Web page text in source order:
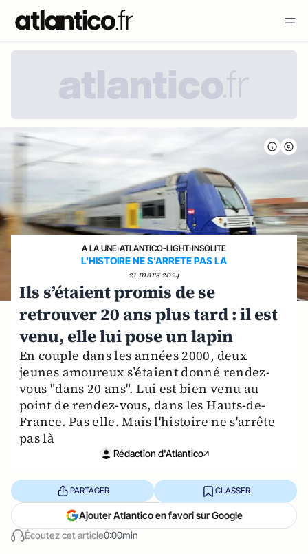
A LA UNE›ATLANTICO-LIGHT›INSOLITE
L'HISTOIRE NE S'ARRETE PAS LA
21 mars 2024
Ils s’étaient promis de se
retrouver 20 ans plus tard : il est
venu, elle lui pose un lapin
En couple dans les années 2000, deux
jeunes amoureux s’étaient donné rendez-
vous "dans 20 ans". Lui est bien venu au
point de rendez-vous, dans les Hauts-de-
France. Pas elle. Mais l'histoire ne s'arrête
pas là
Rédaction d'Atlantico
Écoutez cet article0:00min
PARTAGER CLASSER
Ajouter Atlantico en favori sur Google